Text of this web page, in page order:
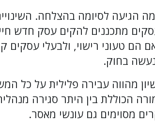
הגיעה לסיומה בהצלחה.
2021, לכן בעלי עסקים מתכננים להקים
הם טעוני רישוי, ולבעלי עסקים
בחוק.
מהווה עבירה פלילית על כל
הכוללת בין היתר סגירה
מסוימים גם עונשי מאסר.